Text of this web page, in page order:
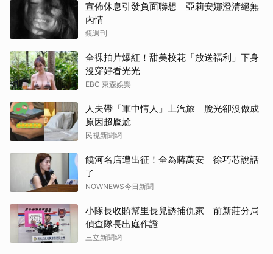
宣佈休息引發負面聯想 亞莉安娜澄清絕無
內情
鏡週刊
全裸拍片爆紅！甜美校花「放送福利」下身
沒穿好看光光
EBC 東森娛樂
人夫帶「軍中情人」上汽旅 脫光卻沒做成
原因超尷尬
民視新聞網
饒河名店遭出征！全為蔣萬安 徐巧芯說話
了
NOWNEWS今日新聞
小隊長收賄幫里長兒誘捕仇家 前新莊分局
偵查隊長出庭作證
三立新聞網